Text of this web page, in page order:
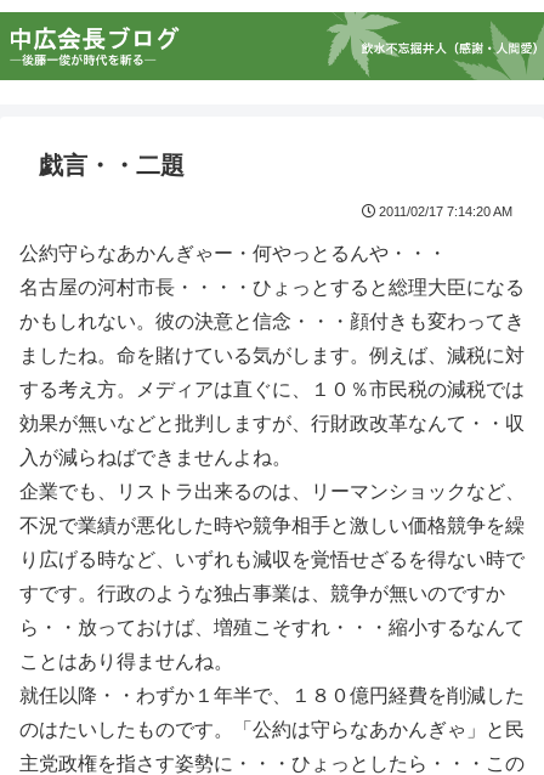
戯言・・二題
2011/02/17 7:14:20 AM
公約守らなあかんぎゃー・何やっとるんや・・・
名古屋の河村市長・・・・ひょっとすると総理大臣になる
かもしれない。彼の決意と信念・・・顔付きも変わってき
ましたね。命を賭けている気がします。例えば、減税に対
する考え方。メディアは直ぐに、１０％市民税の減税では
効果が無いなどと批判しますが、行財政改革なんて・・収
入が減らねばできませんよね。
企業でも、リストラ出来るのは、リーマンショックなど、
不況で業績が悪化した時や競争相手と激しい価格競争を繰
り広げる時など、いずれも減収を覚悟せざるを得ない時で
すです。行政のような独占事業は、競争が無いのですか
ら・・放っておけば、増殖こそすれ・・・縮小するなんて
ことはあり得ませんね。
就任以降・・わずか１年半で、１８０億円経費を削減した
のはたいしたものです。「公約は守らなあかんぎゃ」と民
主党政権を指さす姿勢に・・・ひょっとしたら・・・この